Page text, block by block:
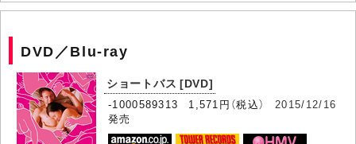
DVD／Blu-ray
ショートバス [DVD]
-1000589313 1,571円（税込）2015/12/16
発売